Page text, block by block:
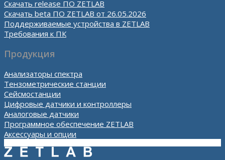
Скачать release ПО ZETLAB
Скачать beta ПО ZETLAB от 26.05.2026
Поддерживаемые устройства в ZETLAB
Требования к ПК
Продукция
Анализаторы спектра
Тензометрические станции
Сейсмостанции
Цифровые датчики и контроллеры
Аналоговые датчики
Программное обеспечение ZETLAB
Аксессуары и опции